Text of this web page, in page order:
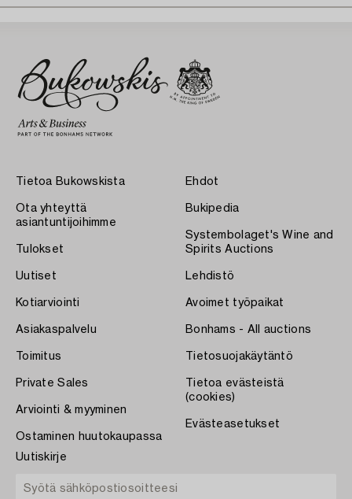
Tietoa Bukowskista
Ota yhteyttä
asiantuntijoihimme
Tulokset
Uutiset
Kotiarviointi
Asiakaspalvelu
Toimitus
Private Sales
Arviointi & myyminen
Ostaminen huutokaupassa
Ehdot
Bukipedia
Systembolaget's Wine and
Spirits Auctions
Lehdistö
Avoimet työpaikat
Bonhams - All auctions
Tietosuojakäytäntö
Tietoa evästeistä
(cookies)
Evästeasetukset
Uutiskirje